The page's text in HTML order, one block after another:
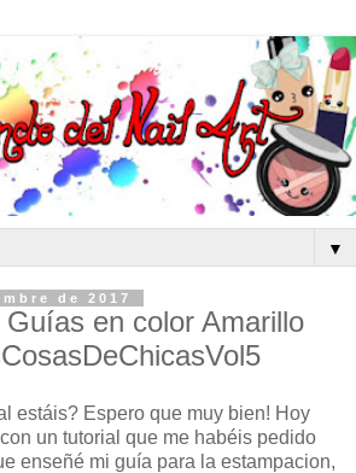
▼
de 2017
en color Amarillo
estáis? Espero que muy bien! Hoy
un tutorial que me habéis pedido
enseñé mi guía para la estampacion,